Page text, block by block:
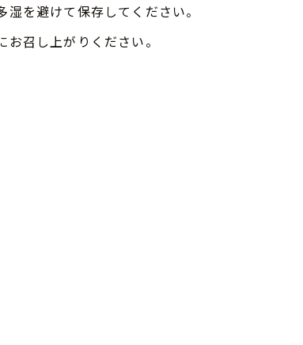
湿を避けて保存してください。
お召し上がりください。